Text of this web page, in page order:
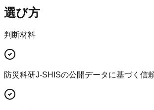
選び方
判断材料
防災科研J-SHISの公開データに基づく信